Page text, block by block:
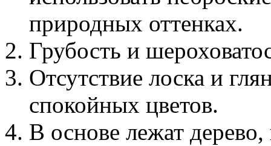
природных оттенках.
Грубость и
Отсутствие лоска и
спокойных цветов.
В основе лежат